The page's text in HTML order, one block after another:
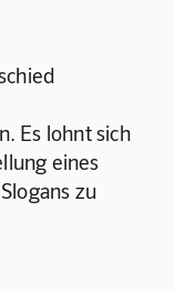
Es lohnt sich
eines
zu